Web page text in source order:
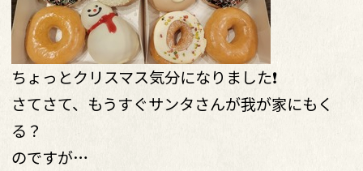
ちょっとクリスマス気分になりました❗
さてさて、もうすぐサンタさんが我が家にもく
る？
のですが…